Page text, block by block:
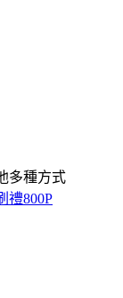
多種方式
禮800P